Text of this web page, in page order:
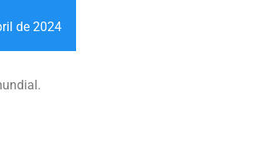
de 2024